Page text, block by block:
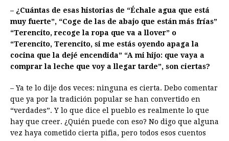
– ¿Cuántas de esas historias de “Échale agua que está
muy fuerte”, “Coge de las de abajo que están más frías”
“Terencito, recoge la ropa que va a llover” o
“Terencito, Terencito, si me estás oyendo apaga la
cocina que la dejé encendida” “A mi hijo: que vaya a
comprar la leche que voy a llegar tarde”, son ciertas?
– Ya te lo dije dos veces: ninguna es cierta. Debo comentar
que ya por la tradición popular se han convertido en
“verdades”. Y lo que dice el pueblo es realmente lo que
hay que creer. ¿Quién puede con eso? No digo que alguna
vez haya cometido cierta pifia, pero todos esos cuentos